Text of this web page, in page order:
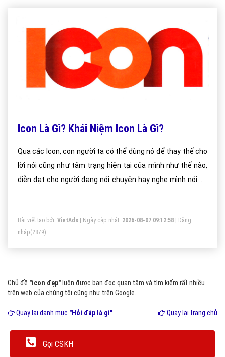
Icon Là Gì? Khái Niệm Icon Là Gì?
Qua các Icon, con người ta có thể dùng nó để thay thế cho
lời nói cũng như tâm trạng hiện tại của mình như thế nào,
diễn đạt cho người đang nói chuyện hay nghe mình nói sẽ
Bài viết tạo bởi: VietAds | Ngày cập nhật: 2026-08-07 09:12:58
Đăng
nhập(2879)
Chủ đề "icon đẹp" luôn được bạn đọc quan tâm và tìm kiếm rất nhiều
trên web của chúng tôi cũng như trên Google.
Quay lại danh mục "Hỏi đáp là gì" Quay lại trang chủ
Gọi CSKH